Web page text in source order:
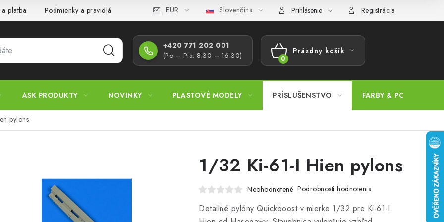
platba Podmienky a pravidlá Zásady ochrany osobných údajov Postup pri podávaní sťažností Veľkoobchod
EUR Slovenčina Prihlásenie Registrácia
+420 771 202 001​
(Po – Pia: 8:30 – 16:30)
NÁKUPNÝ
Prázdny košík
ASK PRODUKTY NOVINKY PLASTOVÉ MODELY PRÍSLUŠENSTVO FARBY & POMÔCKY
pylons
1/32 Ki-61-I Hien pylons
Neohodnotené Podrobnosti hodnotenia
Detailné pylóny Quickboost v mierke 1/32 pre Ki-61-I